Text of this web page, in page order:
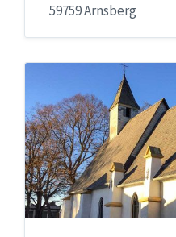
59759 Arnsberg
Rodentelgenkapelle
in
Arnsberg-
Bruchhausen